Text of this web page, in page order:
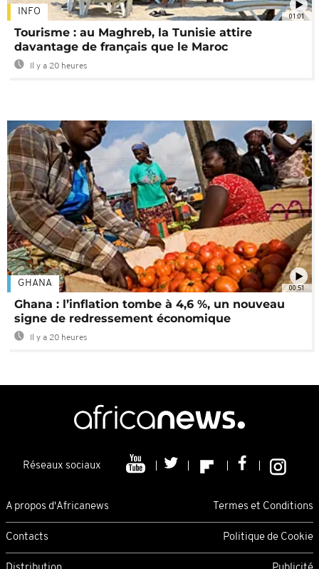
01:01
INFO
Tourisme : au Maghreb, la Tunisie attire
davantage de français que le Maroc
Il y a 20 heures
00:51
GHANA
Ghana : l’inflation tombe à 4,6 %, un nouveau
signe de redressement économique
Il y a 20 heures
Réseaux sociaux
A propos d'Africanews Termes et Conditions
Contacts Politique de Cookie